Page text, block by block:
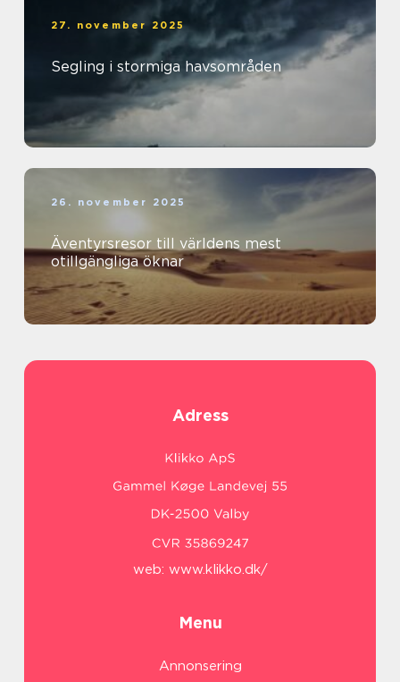
27. november 2025
Segling i stormiga havsområden
26. november 2025
Äventyrsresor till världens mest
otillgängliga öknar
Adress
web: www.klikko.dk/
Menu
Annonsering